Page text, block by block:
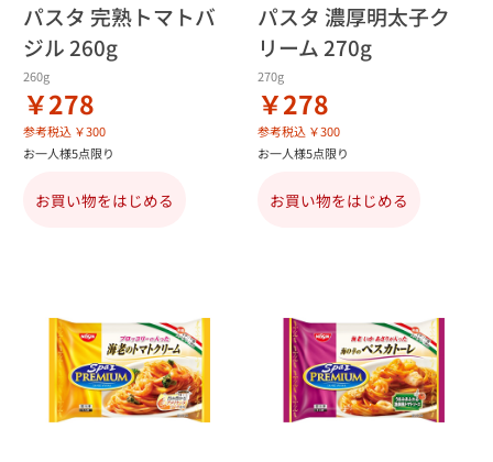
パスタ 完熟トマトバ
ジル 260g
260g
￥278
参考税込 ￥300
お一人様5点限り
お買い物をはじめる
パスタ 濃厚明太子ク
リーム 270g
270g
￥278
参考税込 ￥300
お一人様5点限り
お買い物をはじめる